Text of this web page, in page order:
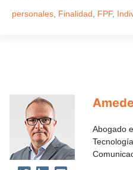
personales Finalidad FPF,
Abogado